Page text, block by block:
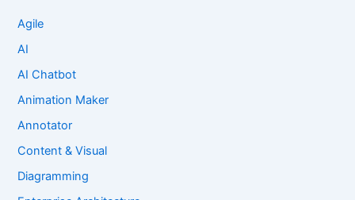
Agile
AI
AI Chatbot
Animation Maker
Annotator
Content & Visual
Diagramming